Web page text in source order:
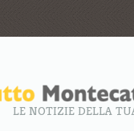
LE NOTIZIE DELLA